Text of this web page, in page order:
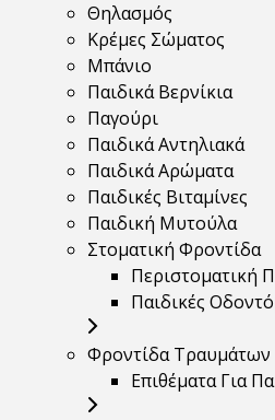
Θηλασμός
Κρέμες Σώματος
Μπάνιο
Παιδικά Βερνίκια
Παγούρι
Παιδικά Αντηλιακά
Παιδικά Αρώματα
Παιδικές Βιταμίνες
Παιδική Μυτούλα
Στοματική Φροντίδα
Περιστοματική
Παιδικές
Φροντίδα Τραυμάτων
Επιθέματα Για